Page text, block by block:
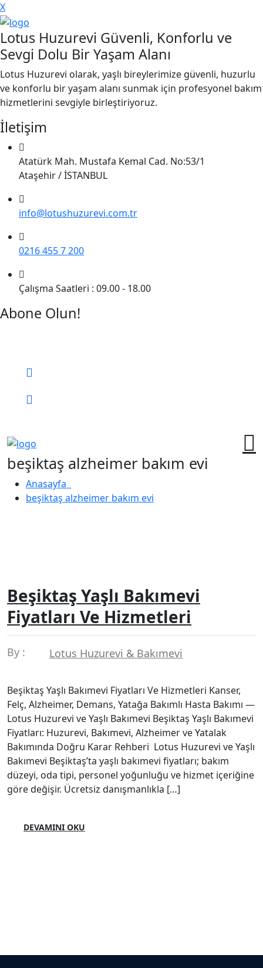
X
Lotus Huzurevi Güvenli, Konforlu ve
Sevgi Dolu Bir Yaşam Alanı
Lotus Huzurevi olarak, yaşlı bireylerimize güvenli, huzurlu
ve konforlu bir yaşam alanı sunmak için profesyonel bakım
hizmetlerini sevgiyle birleştiriyoruz.
İletişim
Atatürk Mah. Mustafa Kemal Cad. No:53/1
Ataşehir / İSTANBUL
info@lotushuzurevi.com.tr
0216 455 7 200
Çalışma Saatleri : 09.00 - 18.00
Abone Olun!
beşiktaş alzheimer bakım evi
Anasayfa
beşiktaş alzheimer bakım evi
Beşiktaş Yaşlı Bakımevi
Fiyatları Ve Hizmetleri
By : Lotus Huzurevi & Bakımevi
Beşiktaş Yaşlı Bakımevi Fiyatları Ve Hizmetleri Kanser,
Felç, Alzheimer, Demans, Yatağa Bakımlı Hasta Bakımı —
Lotus Huzurevi ve Yaşlı Bakımevi Beşiktaş Yaşlı Bakımevi
Fiyatları: Huzurevi, Bakımevi, Alzheimer ve Yatalak
Bakımında Doğru Karar Rehberi Lotus Huzurevi ve Yaşlı
Bakımevi Beşiktaş’ta yaşlı bakımevi fiyatları; bakım
düzeyi, oda tipi, personel yoğunluğu ve hizmet içeriğine
göre değişir. Ücretsiz danışmanlıkla […]
DEVAMINI OKU